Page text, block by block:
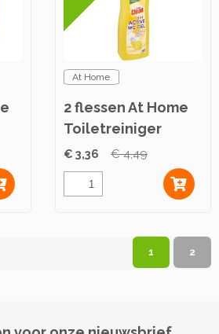
At Home
2 flessen At Home
Toiletreiniger
Lemon 750ml
€ 3,36 € 4,49
1 2